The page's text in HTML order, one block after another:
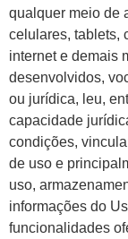
qualquer meio de
celulares, tablets,
internet e demais
desenvolvidos,
ou jurídica, leu,
capacidade
condições,
de uso e
uso,
informações do
funcionalidades